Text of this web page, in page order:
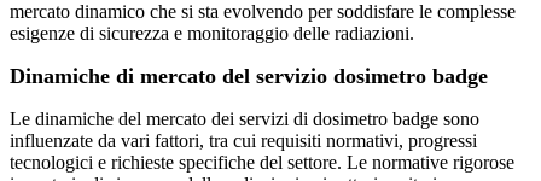
mercato dinamico che si sta evolvendo per soddisfare le complesse
esigenze di sicurezza e monitoraggio delle radiazioni.
Dinamiche di mercato del servizio dosimetro badge
Le dinamiche del mercato dei servizi di dosimetro badge sono
influenzate da vari fattori, tra cui requisiti normativi, progressi
tecnologici e richieste specifiche del settore. Le normative rigorose